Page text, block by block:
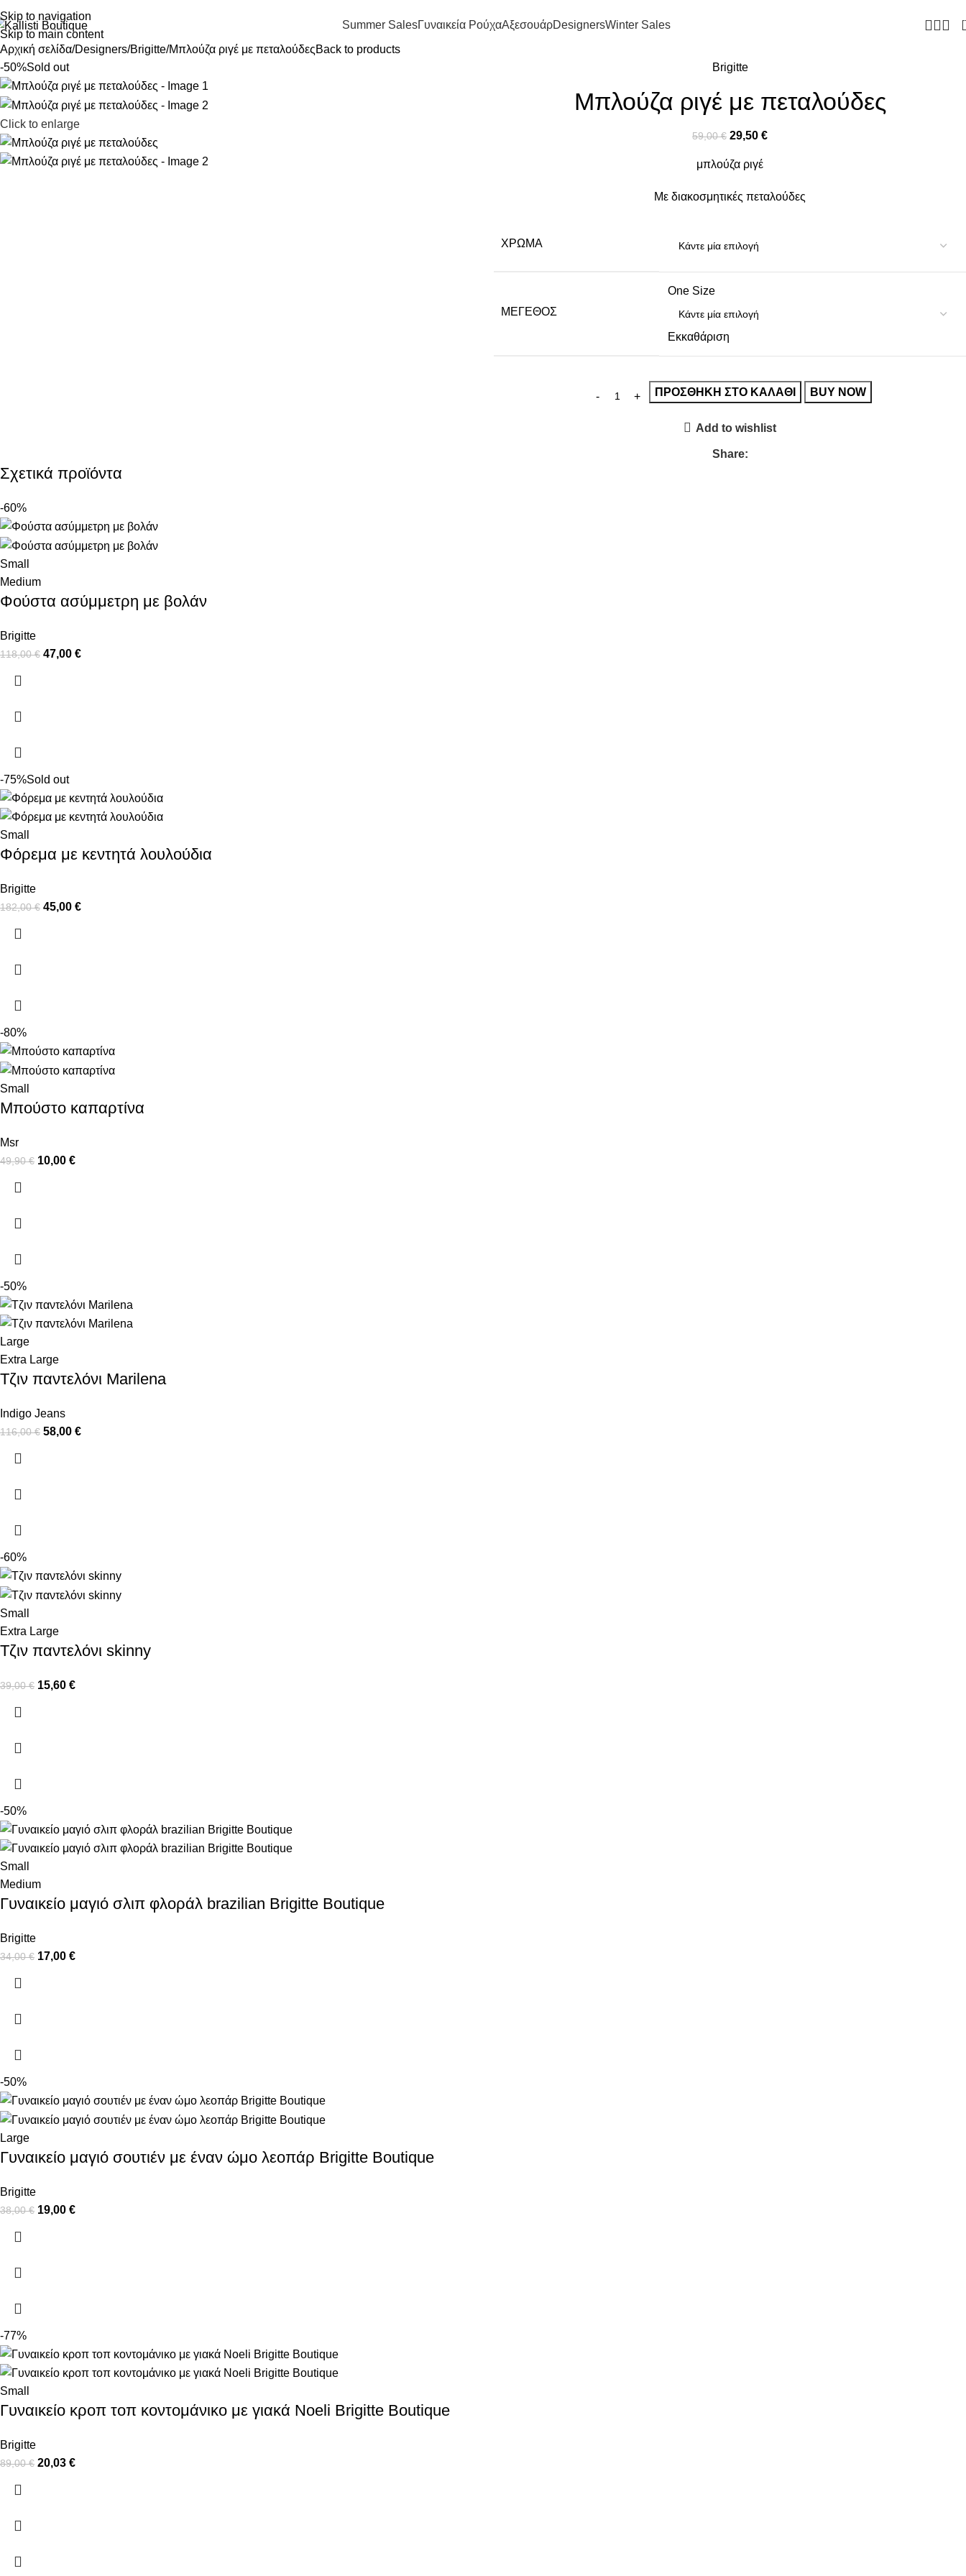
Skip to navigation
Skip to main content
Summer SalesΓυναικεία ΡούχαΑξεσουάρDesignersWinter Sales
Αρχική σελίδα Designers Brigitte Μπλούζα ριγέ με πεταλούδεςBack to products
-50%Sold out
Click to enlarge
Brigitte
Μπλούζα ριγέ με πεταλούδες
59,00€ 29,50 €
μπλούζα ριγέ
Με διακοσμητικές πεταλούδες
ΧΡΏΜΑ
ΜΈΓΕΘΟΣ
One Size
Εκκαθάριση
ΠΡΟΣΘΉΚΗ ΣΤΟ ΚΑΛΆΘΙ BUY NOW
Add to wishlist
Share:
Σχετικά προϊόντα
-60%
Small
Medium
Φούστα ασύμμετρη με βολάν
Brigitte
118,00€ 47,00 €
-75%Sold out
Small
Φόρεμα με κεντητά λουλούδια
Brigitte
182,00€ 45,00 €
-80%
Small
Μπούστο καπαρτίνα
Msr
49,90€ 10,00 €
-50%
Large
Extra Large
Τζιν παντελόνι Marilena
Indigo Jeans
116,00€ 58,00 €
-60%
Small
Extra Large
Τζιν παντελόνι skinny
39,00€ 15,60 €
-50%
Small
Medium
Γυναικείο μαγιό σλιπ φλοράλ brazilian Brigitte Boutique
Brigitte
34,00€ 17,00 €
-50%
Large
Γυναικείο μαγιό σουτιέν με έναν ώμο λεοπάρ Brigitte Boutique
Brigitte
38,00€ 19,00 €
-77%
Small
Γυναικείο κροπ τοπ κοντομάνικο με γιακά Noeli Brigitte Boutique
Brigitte
89,00€ 20,03 €